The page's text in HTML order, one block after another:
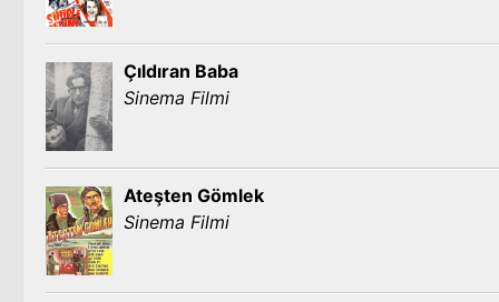
Çıldıran Baba
Sinema Filmi
Ateşten Gömlek
Sinema Filmi